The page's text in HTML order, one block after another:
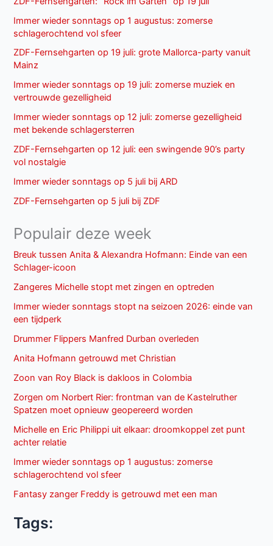
Immer wieder sonntags op 1 augustus: zomerse
schlagerochtend vol sfeer
ZDF-Fernsehgarten op 19 juli: grote Mallorca-party vanuit
Mainz
Immer wieder sonntags op 19 juli: zomerse muziek en
vertrouwde gezelligheid
Immer wieder sonntags op 12 juli: zomerse gezelligheid
met bekende schlagersterren
ZDF-Fernsehgarten op 12 juli: een swingende 90’s party
vol nostalgie
Immer wieder sonntags op 5 juli bij ARD
ZDF-Fernsehgarten op 5 juli bij ZDF
Populair deze week
Breuk tussen Anita & Alexandra Hofmann: Einde van een
Schlager-icoon
Zangeres Michelle stopt met zingen en optreden
Immer wieder sonntags stopt na seizoen 2026: einde van
een tijdperk
Drummer Flippers Manfred Durban overleden
Anita Hofmann getrouwd met Christian
Zoon van Roy Black is dakloos in Colombia
Zorgen om Norbert Rier: frontman van de Kastelruther
Spatzen moet opnieuw geopereerd worden
Michelle en Eric Philippi uit elkaar: droomkoppel zet punt
achter relatie
Immer wieder sonntags op 1 augustus: zomerse
schlagerochtend vol sfeer
Fantasy zanger Freddy is getrouwd met een man
Tags: